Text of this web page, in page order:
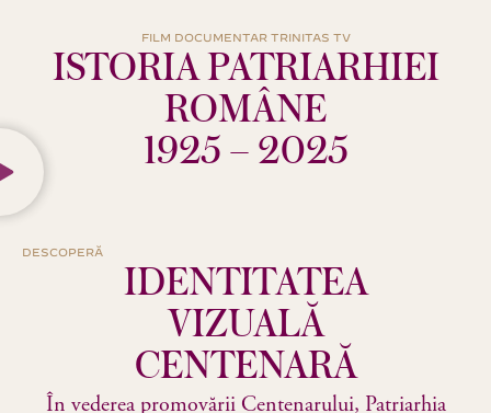
FILM DOCUMENTAR TRINITAS TV
ISTORIA PATRIARHIEI
ROMÂNE
1925 – 2025
DESCOPERĂ
IDENTITATEA
VIZUALĂ
CENTENARĂ
În vederea promovării Centenarului, Patriarhia